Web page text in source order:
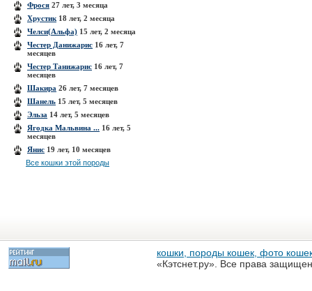
Фрося 27 лет, 3 месяца
Хрустик 18 лет, 2 месяца
Челси(Альфа) 15 лет, 2 месяца
Честер Данижарис 16 лет, 7
месяцев
Честер Танижарис 16 лет, 7
месяцев
Шакира 26 лет, 7 месяцев
Шанель 15 лет, 5 месяцев
Эльза 14 лет, 5 месяцев
Ягодка Мальвина ... 16 лет, 5
месяцев
Янис 19 лет, 10 месяцев
Все кошки этой породы
кошки, породы кошек, фото
«Кэтснет.ру». Все права